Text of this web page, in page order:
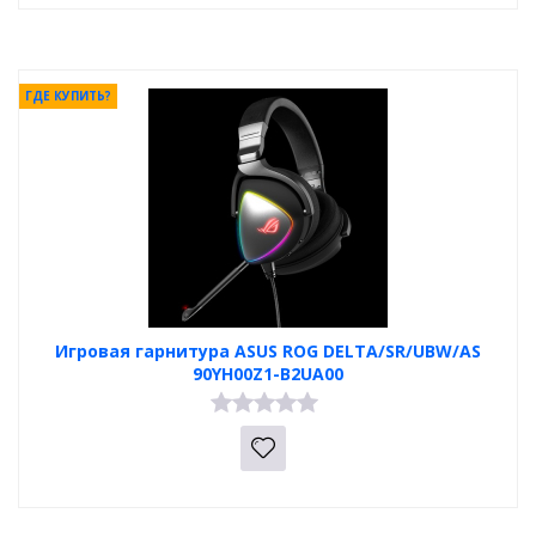
Игровая гарнитура ASUS ROG DELTA/SR/UBW/AS
90YH00Z1-B2UA00
ГДЕ КУПИТЬ?